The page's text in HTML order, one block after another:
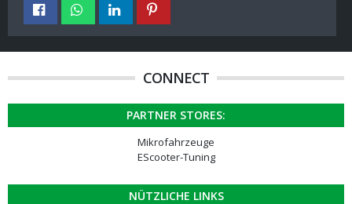
CONNECT
PARTNER STORES:
Mikrofahrzeuge
EScooter-Tuning
NÜTZLICHE LINKS